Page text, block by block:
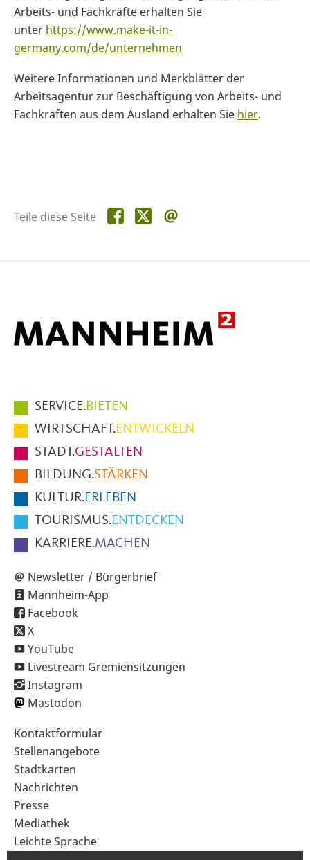
Arbeits- und Fachkräfte erhalten Sie
unter https://www.make-it-in-
germany.com/de/unternehmen
Weitere Informationen und Merkblätter der
Arbeitsagentur zur Beschäftigung von Arbeits- und
Fachkräften aus dem Ausland erhalten Sie hier.
Teile diese Seite Teile
diese
Teile
diese
Hauptmenüpunkte
im
Fußbereich
der
Seite
SERVICE.BIETEN
WIRTSCHAFT.ENTWICKELN
STADT.GESTALTEN
BILDUNG.STÄRKEN
KULTUR.ERLEBEN
TOURISMUS.ENTDECKEN
KARRIERE.MACHEN
Newsletter / Bürgerbrief
Mannheim-App
Facebook
X
YouTube
Livestream Gremiensitzungen
Instagram
Mastodon
Sekundärnavigation
im
Fußbereich
Kontaktformular
Stellenangebote
Stadtkarten
Nachrichten
Presse
Mediathek
Leichte Sprache